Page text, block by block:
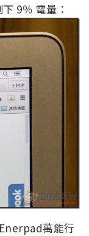
9％ 電量：
萬能行